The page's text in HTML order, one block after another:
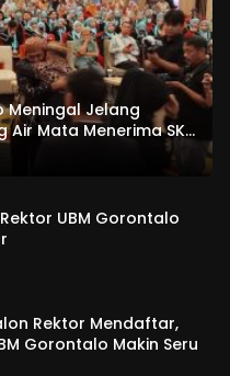
Meningal Jelang
Mata Menerima SKL
UBM Gorontalo
Rektor Mendaftar,
Gorontalo Makin Seru